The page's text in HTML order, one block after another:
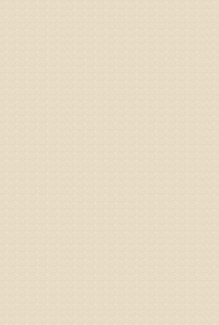
液，同
姓名：
病情描
的检查
术，无
专家回
先需要
同时，
突出的
由于我
姓名：
病情描
专家回
姓名：
病情描
专家回